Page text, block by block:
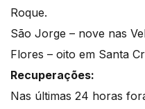
Roque.
São Jorge – nove nas
Flores – oito em Santa
Recuperações:
Nas últimas 24 horas